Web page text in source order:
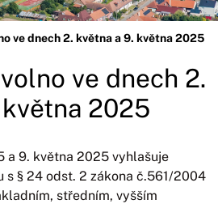
ve dnech 2. května a 9. května 2025
ve dnech 2.
2025
a 9. května 2025 vyhlašuje
s § 24 odst. 2 zákona č.561/2004
středním, vyšším